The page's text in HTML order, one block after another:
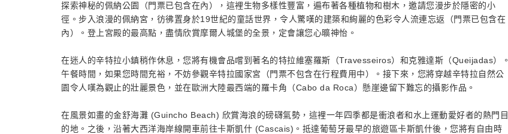
探索神秘的佩納公園（門票已包含在內），這裡生物多樣性豐富，遍布著各種植物和樹木，邀請您漫步於隱密的小
徑。步入浪漫的佩納宮，彷彿置身於19世紀的童話世界，令人驚嘆的建築和絢麗的色彩令人流連忘返（門票已包含在
內）。登上宮殿的最高點，盡情欣賞摩爾人城堡的全景，定會讓您心曠神怡。
在迷人的辛特拉小鎮稍作休息，您將有機會品嚐到著名的特拉維塞羅斯（Travesseiros）和克雅達斯（Queijadas）。
午餐時間，如果您時間充裕，不妨參觀辛特拉國家宮（門票不包含在行程費用中）。接下來，您將穿越辛特拉自然公
園令人嘆為觀止的壯麗景色，並在歐洲大陸最西端的羅卡角（Cabo da Roca）懸崖邊留下難忘的攝影作品。
在風景如畫的金舒海灘 (Guincho Beach) 欣賞海浪的磅礴氣勢，這裡一年四季都是衝浪者和水上運動愛好者的熱門目
的地。之後，沿著大西洋海岸線開車前往卡斯凱什 (Cascais)。抵達葡萄牙最早的旅遊區卡斯凱什後，您將有自由時